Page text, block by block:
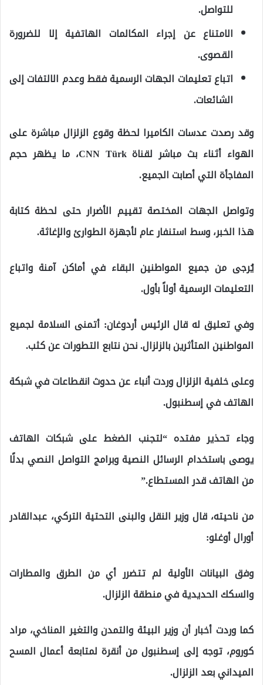
للتواصل.
الامتناع عن إجراء المكالمات الهاتفية إلا للضرورة
القصوى.
اتباع تعليمات الجهات الرسمية فقطوعدم الالتفات إلى
الشائعات.
وقد رصدت عدسات الكاميرا لحظة وقوع الزلزال مباشرة على
الهواء
أثناء بث مباشر لقناة CNN Türk، ما يظهر حجم
المفاجأة التي أصابت الجميع.
وتواصل الجهات المختصة تقييم الأضرار حتى لحظة كتابة
هذا الخبر، وسط استنفار عام لأجهزة الطوارئ والإغاثة.
يُرجى من جميع المواطنين البقاء في أماكن آمنة واتباع
التعليمات الرسمية أولاً بأول.
وفي تعليق له قال الرئيس أردوغان: ‏أتمنى السلامة لجميع
المواطنين المتأثرين بالزلزال. نحن نتابع التطورات عن كثب.
وعلى خلفية الزلزال وردت أنباء عن حدوث انقطاعات في شبكة
الهاتف في إسطنبول.
وجاء تحذير مفتده “لتجنب الضغط على شبكات الهاتف
يوصى باستخدام الرسائل النصية وبرامج التواصل النصي بدلًا
من الهاتف قدر المستطاع.”
من ناحيته، قال وزير النقل والبنى التحتية التركي، عبدالقادر
أورال أوغلو:
وفق البيانات الأولية لم تتضرر أي من الطرق والمطارات
والسكك الحديدية في منطقة الزلزال.
كما وردت أخبار أن وزير البيئة والتمدن والتغير المناخي، مراد
كوروم، توجه إلى إسطنبول من أنقرة لمتابعة أعمال المسح
الميداني بعد الزلزال.